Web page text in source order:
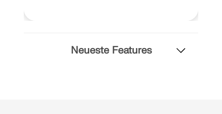
Der Dlubal-Onlinedienst bietet Zonenkarten zur
LASTZONEN PRÜFENNeueste Features